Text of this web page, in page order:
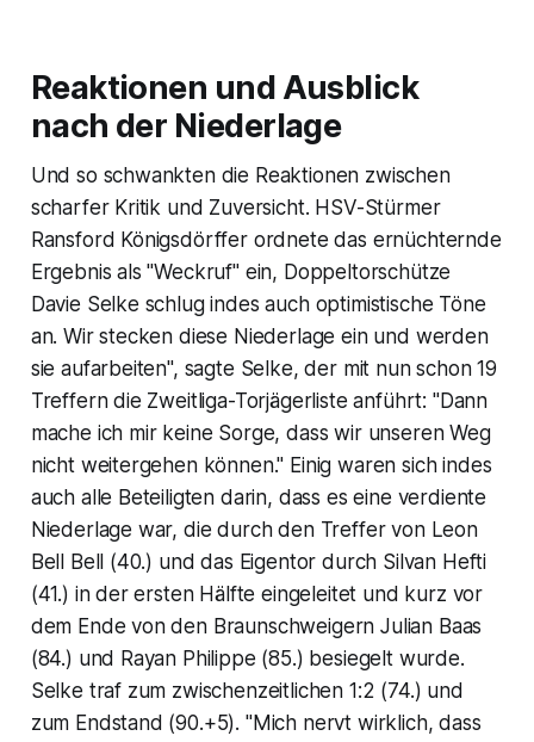
Reaktionen und Ausblick
nach der Niederlage
Und so schwankten die Reaktionen zwischen
scharfer Kritik und Zuversicht. HSV-Stürmer
Ransford Königsdörffer ordnete das ernüchternde
Ergebnis als "Weckruf" ein, Doppeltorschütze
Davie Selke schlug indes auch optimistische Töne
an. Wir stecken diese Niederlage ein und werden
sie aufarbeiten", sagte Selke, der mit nun schon 19
Treffern die Zweitliga-Torjägerliste anführt: "Dann
mache ich mir keine Sorge, dass wir unseren Weg
nicht weitergehen können." Einig waren sich indes
auch alle Beteiligten darin, dass es eine verdiente
Niederlage war, die durch den Treffer von Leon
Bell Bell (40.) und das Eigentor durch Silvan Hefti
(41.) in der ersten Hälfte eingeleitet und kurz vor
dem Ende von den Braunschweigern Julian Baas
(84.) und Rayan Philippe (85.) besiegelt wurde.
Selke traf zum zwischenzeitlichen 1:2 (74.) und
zum Endstand (90.+5). "Mich nervt wirklich, dass